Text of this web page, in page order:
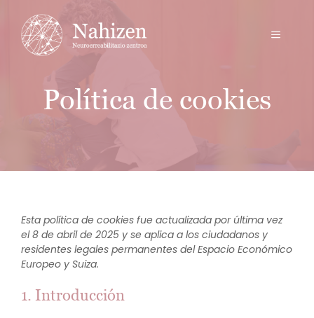
contenido
MENÚ
Política de cookies
Esta política de cookies fue actualizada por última vez
el 8 de abril de 2025 y se aplica a los ciudadanos y
residentes legales permanentes del Espacio Económico
Europeo y Suiza.
1. Introducción